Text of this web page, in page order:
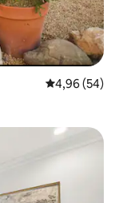
Classificação
4,96 (54)